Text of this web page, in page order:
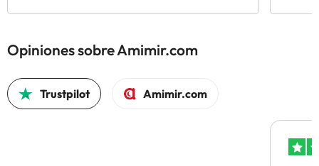
Opiniones sobre Amimir.com
Trustpilot Amimir.com